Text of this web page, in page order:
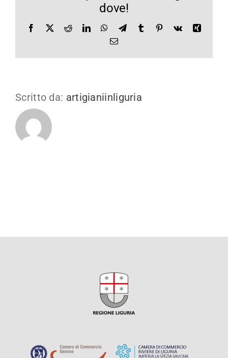
dove!
Facebook
X RedditLinkedInWhatsApp
TelegramTumblr Pinterest
Vk
Xing
Email
Scritto da: artigianiinliguria